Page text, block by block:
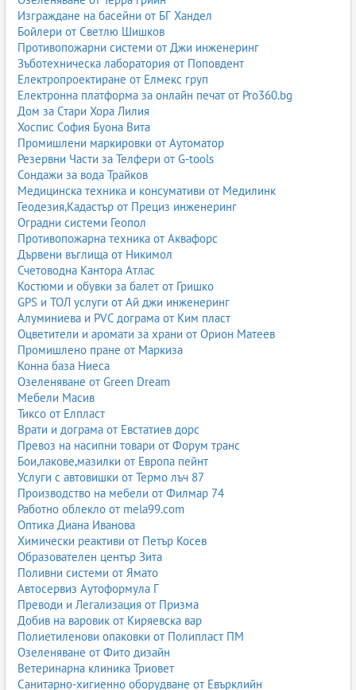
Изграждане на басейни от БГ Хандел
Бойлери от Светлю Шишков
Противопожарни системи от Джи инженеринг
Зъботехническа лаборатория от Поповдент
Електропроектиране от Елмекс груп
Електронна платформа за онлайн печат от Pro360.bg
Дом за Стари Хора Лилия
Хоспис София Буона Вита
Промишлени маркировки от Аутоматор
Резервни Части за Телфери от G-tools
Сондажи за вода Трайков
Медицинска техника и консумативи от Медилинк
Геодезия,Кадастър от Прециз инженеринг
Оградни системи Геопол
Противопожарна техника от Аквафорс
Дървени въглища от Никимол
Счетоводна Кантора Атлас
Костюми и обувки за балет от Гришко
GPS и ТОЛ услуги от Ай джи инженеринг
Алуминиева и PVC дограма от Ким пласт
Оцветители и аромати за храни от Орион Матеев
Промишлено пране от Маркиза
Конна база Ниеса
Озеленяване от Green Dream
Мебели Масив
Тиксо от Елпласт
Врати и дограма от Евстатиев дорс
Превоз на насипни товари от Форум транс
Бои,лакове,мазилки от Европа пейнт
Услуги с автовишки от Термо лъч 87
Производство на мебели от Филмар 74
Работно облекло от mela99.com
Оптика Диана Иванова
Химически реактиви от Петър Косев
Образователен център Зита
Поливни системи от Ямато
Автосервиз Аутоформула Г
Преводи и Легализация от Призма
Добив на варовик от Киряевска вар
Полиетиленови опаковки от Полипласт ПМ
Озеленяване от Фито дизайн
Ветеринарна клиника Триовет
Санитарно-хигиенно оборудване от Евърклийн